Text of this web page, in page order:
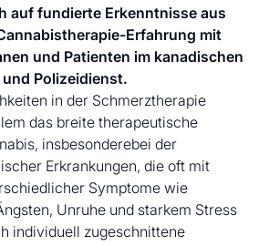
auf fundierte Erkenntnisse aus
Erfahrung mit
und Patienten im kanadischen
Polizeidienst.
in der Schmerztherapie
das breite therapeutische
insbesonderebei der
Erkrankungen, die oft mit
Symptome wie
Unruhe und starkem Stress
individuell zugeschnittene